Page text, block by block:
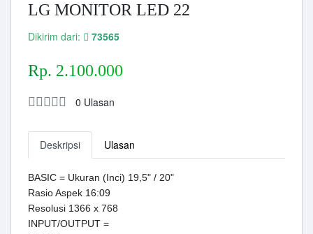
LG MONITOR LED 22
Dikirim dari: 73565
Rp. 2.100.000
0 Ulasan
Deskripsi Ulasan
BASIC = Ukuran (Inci) 19,5" / 20"
Rasio Aspek 16:09
Resolusi 1366 x 768
INPUT/OUTPUT =